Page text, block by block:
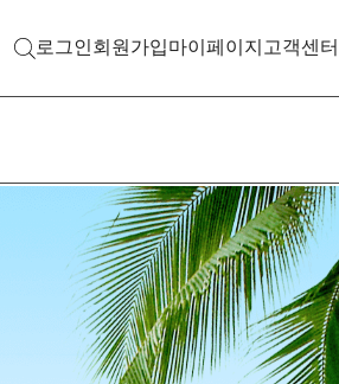
검색 열기 로그인회원가입마이페이지 고객센터